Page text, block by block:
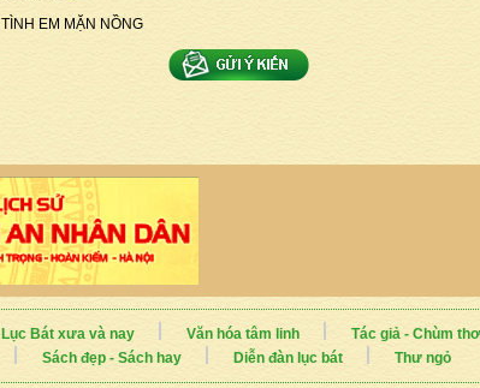
TÌNH EM MẶN NỒNG
Lục Bát xưa và nay Văn hóa tâm linh
Tác giả - Chùm thơ
Sách đẹp - Sách hay Diễn đàn lục bát Thư ngỏ